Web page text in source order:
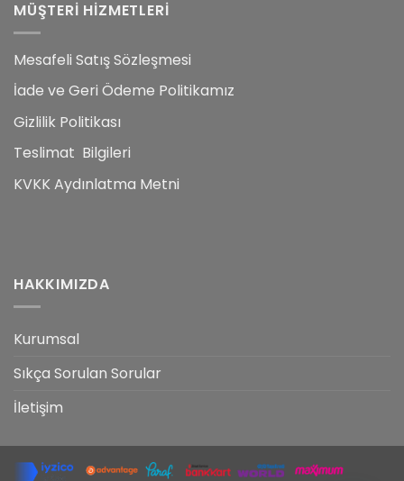
MÜŞTERİ HİZMETLERİ
Mesafeli Satış Sözleşmesi
İade ve Geri Ödeme Politikamız
Gizlilik Politikası
Teslimat Bilgileri
KVKK Aydınlatma Metni
HAKKIMIZDA
Kurumsal
Sıkça Sorulan Sorular
İletişim